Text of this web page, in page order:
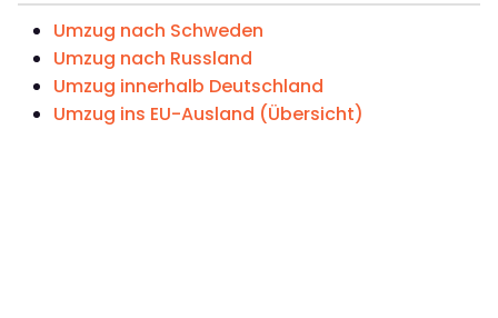
Umzug nach Schweden
Umzug nach Russland
Umzug innerhalb Deutschland
Umzug ins EU-Ausland (Übersicht)